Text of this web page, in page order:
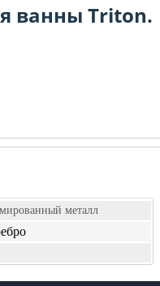
ванны Triton.
металл